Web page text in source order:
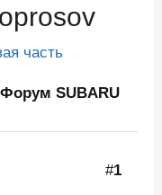
часть
SUBARU
#1